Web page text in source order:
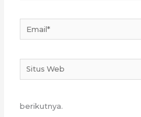
Email*
Situs
Web
berikutnya.